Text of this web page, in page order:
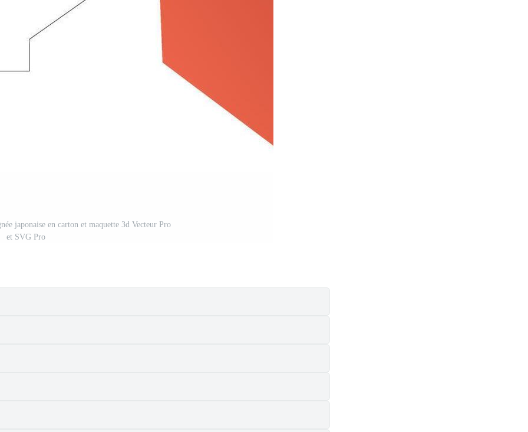
japonaise en carton et maquette 3d Vecteur Pro
et SVG Pro